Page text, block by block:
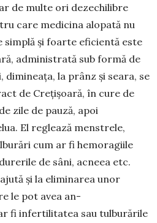
de multe ori dezechilibre
care medicina alopată nu
şi foarte eficientă este
ad­ministrată sub formă de
la prânz şi seara, se
de Creţişoară, în cure de
zile de pauză, apoi
El reglează menstrele,
cum ar fi hemora­giile
de sâni, ac­neea etc.
și la elimi­narea unor
le pot avea an­
fi infer­tilitatea sau tulburările